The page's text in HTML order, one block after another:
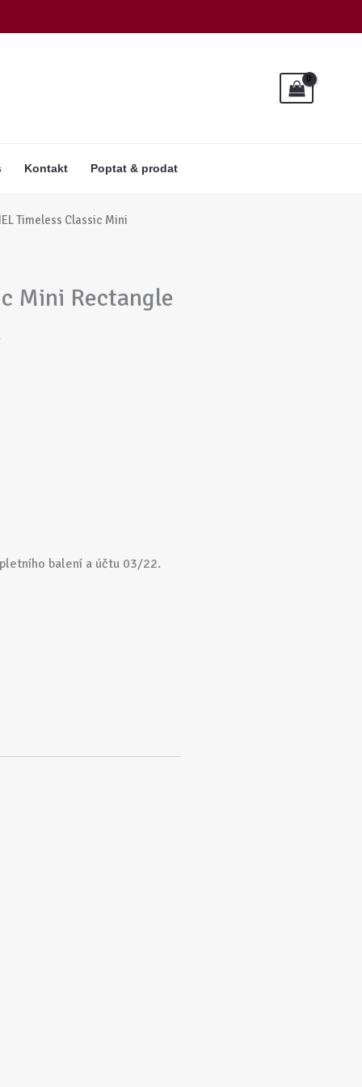
Kontakt Poptat & prodat
Timeless Classic Mini
Mini Rectangle
balení a účtu 03/22.